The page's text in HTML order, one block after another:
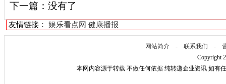
下一篇：没有了
友情链接： 娱乐看点网 健康播报
网站简介 - 联系我们 -
Copyright
本网内容源于转载 不做任何依据 纯转递企业资讯 如有